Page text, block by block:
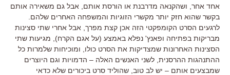
אחד אחר ושהקנאה מדרבנת או הורסת אותם
אבל גם משאירה אותם
בקשר שהוא חזק יותר מקשרי הזוגיות והמשפחה האחרים שלהם
לרגעים הסרט הקומפקטי הזה אכן קצת מפרך אבל אחרי שתי סצינות
מבריקות בפתיחה ופאנץ' נפלא באמצע (על אגם הקרח), מגיעות שתי
הסצינות האחרונות שמצדיקות את הסרט כולו
ומוכיחות שלמרות כל
ההתנהגות ההרסנית לשני האנשים האלה – הדמויות וגם היוצרים
שמבצעים אותם – יש לב טוב שהוליד סרט ביכורים שלא כדאי